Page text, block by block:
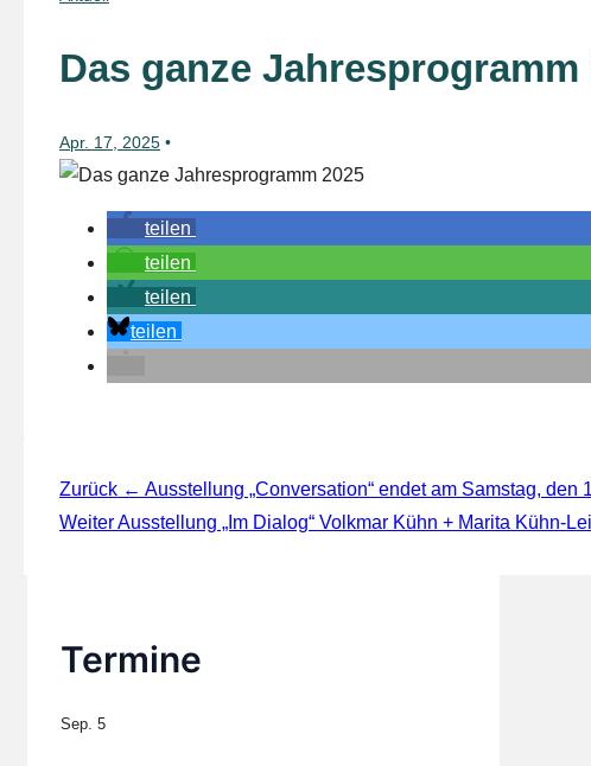
Das ganze Jahresprogramm
Apr. 17, 2025
teilen
teilen
teilen
teilen
Beitragsnavigation
Zurück ← Ausstellung „Conversation“ endet am Samstag,
WeiterAusstellung „Im Dialog“ Volkmar Kühn + Marita Kühn-
Termine
Sep. 5